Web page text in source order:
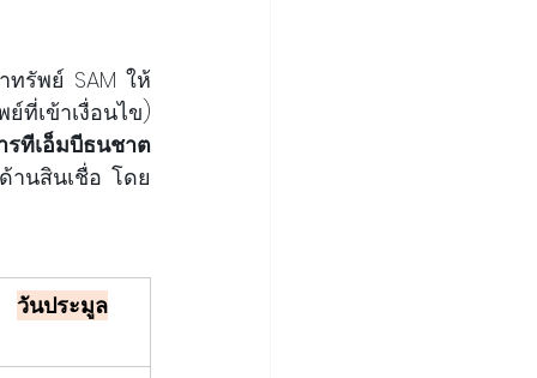
ทรัพย์ SAM ให้
ที่เข้าเงื่อนไข)
ทีเอ็มบีธนชาต
านสินเชื่อ โดย
วันประมูล